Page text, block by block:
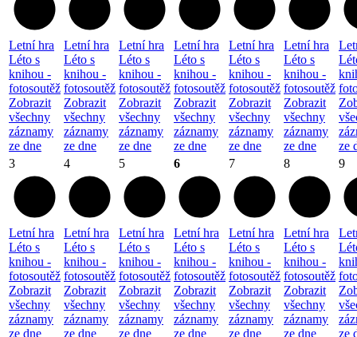
Letní hra
Léto s
knihou -
fotosoutěž
Zobrazit
všechny
záznamy
ze dne
Letní hra
Léto s
knihou -
fotosoutěž
Zobrazit
všechny
záznamy
ze dne
Letní hra
Léto s
knihou -
fotosoutěž
Zobrazit
všechny
záznamy
ze dne
Letní hra
Léto s
knihou -
fotosoutěž
Zobrazit
všechny
záznamy
ze dne
Letní hra
Léto s
knihou -
fotosoutěž
Zobrazit
všechny
záznamy
ze dne
Letní hra
Léto s
knihou -
fotosoutěž
Zobrazit
všechny
záznamy
ze dne
ze
3
Letní hra
Léto s
knihou -
fotosoutěž
Zobrazit
všechny
záznamy
ze dne
4
Letní hra
Léto s
knihou -
fotosoutěž
Zobrazit
všechny
záznamy
ze dne
5
Letní hra
Léto s
knihou -
fotosoutěž
Zobrazit
všechny
záznamy
ze dne
6
Letní hra
Léto s
knihou -
fotosoutěž
Zobrazit
všechny
záznamy
ze dne
7
Letní hra
Léto s
knihou -
fotosoutěž
Zobrazit
všechny
záznamy
ze dne
8
Letní hra
Léto s
knihou -
fotosoutěž
Zobrazit
všechny
záznamy
ze dne
9
ze